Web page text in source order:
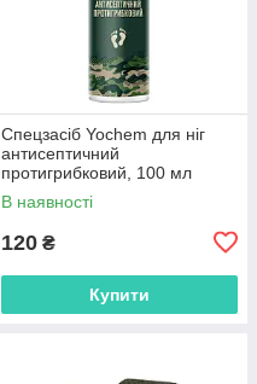
Спецзасіб Yochem для ніг
антисептичний
протигрибковий, 100 мл
В наявності
120 ₴
Купити